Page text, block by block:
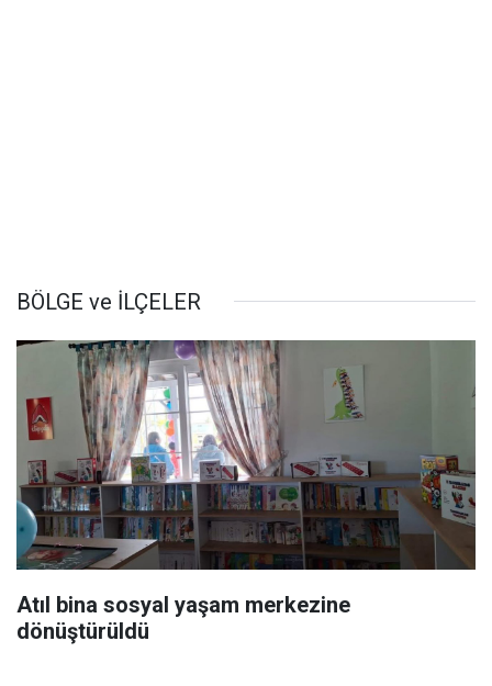
BÖLGE ve İLÇELER
Atıl bina sosyal yaşam merkezine
dönüştürüldü